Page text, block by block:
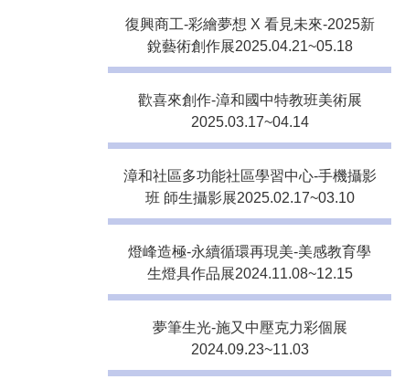
復興商工-彩繪夢想 X 看見未來-2025新
銳藝術創作展2025.04.21~05.18
歡喜來創作-漳和國中特教班美術展
2025.03.17~04.14
漳和社區多功能社區學習中心-手機攝影
班 師生攝影展2025.02.17~03.10
燈峰造極-永續循環再現美-美感教育學
生燈具作品展2024.11.08~12.15
夢筆生光-施又中壓克力彩個展
2024.09.23~11.03